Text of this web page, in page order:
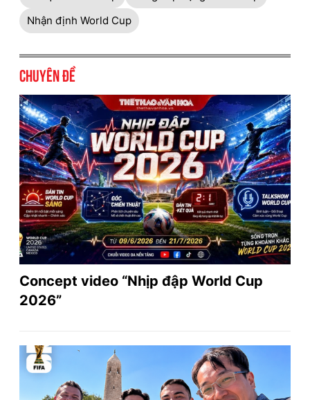
Nhận định World Cup
Chuyên đề
Concept video “Nhịp đập World Cup
2026”